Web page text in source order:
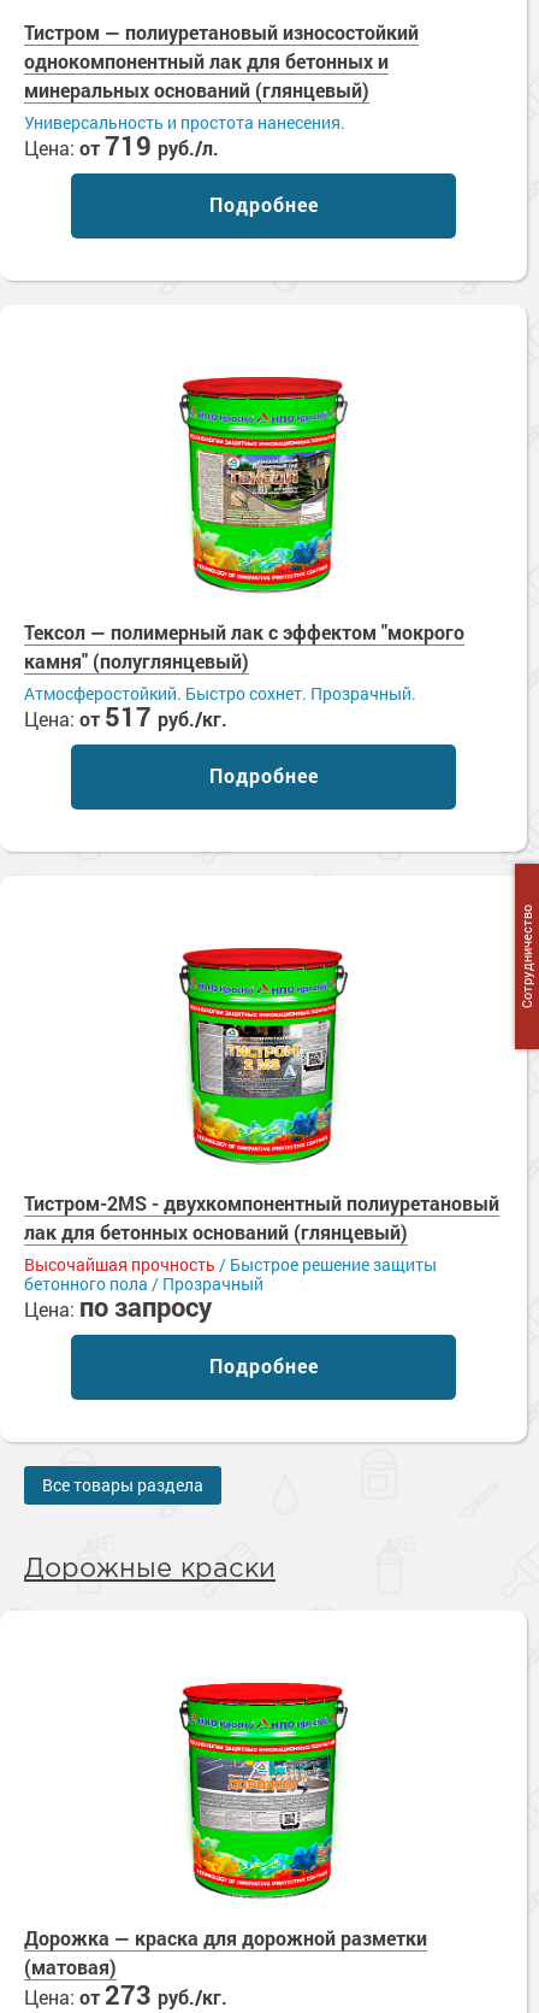
Тистром — полиуретановый износостойкий
однокомпонентный лак для бетонных и
минеральных оснований (глянцевый)
Универсальность и простота нанесения.
Цена: от719 руб./л.
Подробнее
Тексол — полимерный лак с эффектом "мокрого
камня" (полуглянцевый)
Атмосферостойкий. Быстро сохнет. Прозрачный.
Цена: от 517 руб./кг.
Подробнее
Тистром-2MS - двухкомпонентный полиуретановый
лак для бетонных оснований (глянцевый)
Высочайшая прочность / Быстрое решение защиты
бетонного пола / Прозрачный
Цена: по запросу
Подробнее
Все товары раздела
Дорожные краски
Дорожка — краска для дорожной разметки
(матовая)
Цена: от273 руб./кг.
Сотрудничество